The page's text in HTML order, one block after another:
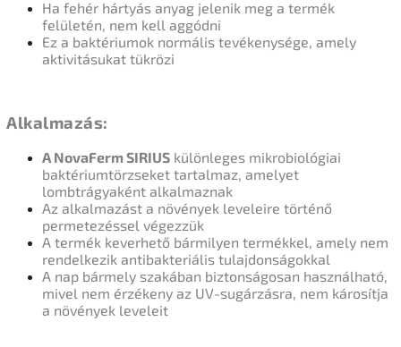
Ha fehér hártyás anyag jelenik meg a termék
felületén, nem kell aggódni
Ez a baktériumok normális tevékenysége, amely
aktivitásukat tükrözi
Alkalmazás:
A NovaFerm SIRIUS különleges mikrobiológiai
baktériumtörzseket tartalmaz, amelyet
lombtrágyaként alkalmaznak
Az alkalmazást a növények leveleire történő
permetezéssel végezzük
A termék keverhető bármilyen termékkel, amely nem
rendelkezik antibakteriális tulajdonságokkal
A nap bármely szakában biztonságosan használható,
mivel nem érzékeny az UV-sugárzásra, nem károsítja
a növények leveleit